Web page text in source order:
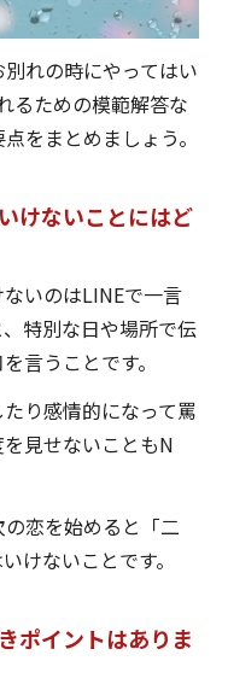
れの時にやってはい
るための模範解答な
をまとめましょう。
けないことにはど
いのはLINEで一言
特別な日や場所で伝
言うことです。
り感情的になって罵
見せないこともN
恋を始めると「二
けないことです。
ポイントはありま